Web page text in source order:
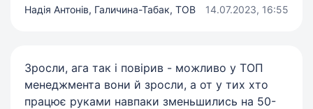
Надія Антонів, Галичина-Табак, ТОВ 14.07.2023, 16:55
Зросли, ага так і повірив - можливо у ТОП
менеджмента вони й зросли, а от у тих хто
працює руками навпаки зменьшились на 50-